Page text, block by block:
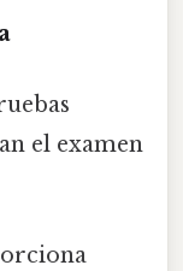
el examen